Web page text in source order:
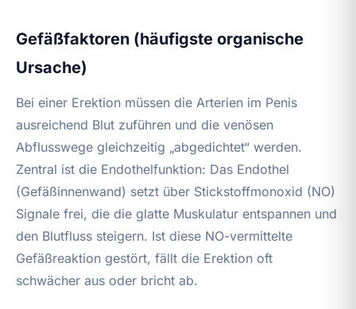
Gefäßfaktoren (häufigste organische
Ursache)
Bei einer Erektion müssen die Arterien im Penis
ausreichend Blut zuführen und die venösen
Abflusswege gleichzeitig „abgedichtet“ werden.
Zentral ist die Endothelfunktion: Das Endothel
(Gefäßinnenwand) setzt über Stickstoffmonoxid (NO)
Signale frei, die die glatte Muskulatur entspannen und
den Blutfluss steigern. Ist diese NO-vermittelte
Gefäßreaktion gestört, fällt die Erektion oft
schwächer aus oder bricht ab.